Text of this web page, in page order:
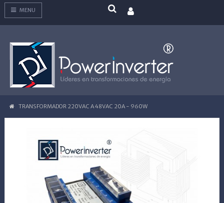
MENU
TRANSFORMADOR 220VAC A 48VAC 20A - 960W